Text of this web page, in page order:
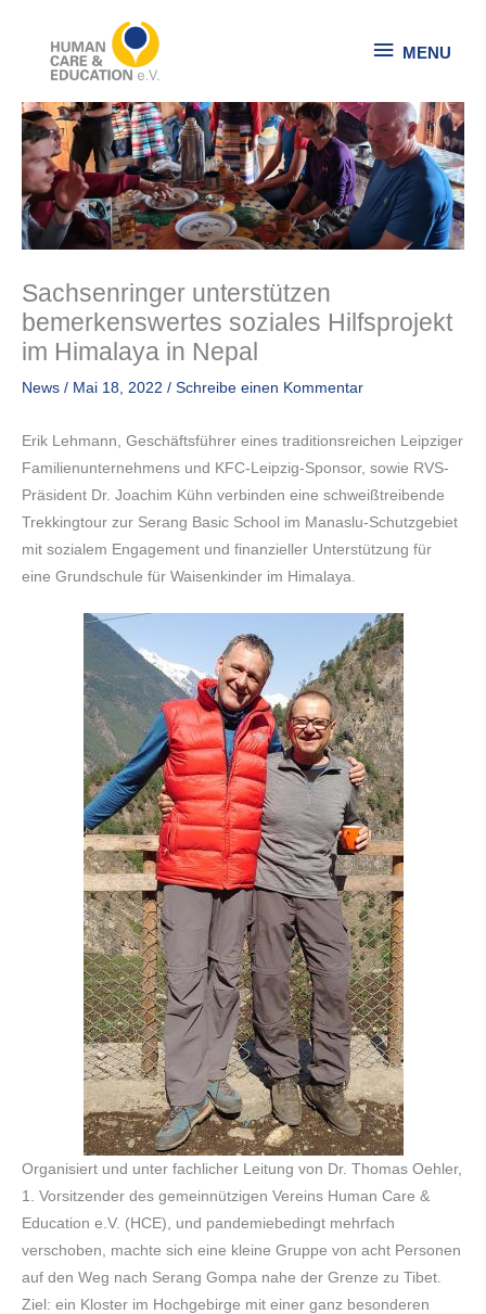
springen
MENU
Sachsenringer unterstützen
bemerkenswertes soziales Hilfsprojekt
im Himalaya in Nepal
News / Mai 18, 2022 / Schreibe einen Kommentar
Erik Lehmann, Geschäftsführer eines traditionsreichen Leipziger
Familienunternehmens und KFC-Leipzig-Sponsor, sowie RVS-
Präsident Dr. Joachim Kühn verbinden eine schweißtreibende
Trekkingtour zur Serang Basic School im Manaslu-Schutzgebiet
mit sozialem Engagement und finanzieller Unterstützung für
eine Grundschule für Waisenkinder im Himalaya.
Organisiert und unter fachlicher Leitung von Dr. Thomas Oehler,
1. Vorsitzender des gemeinnützigen Vereins Human Care &
Education e.V. (HCE), und pandemiebedingt mehrfach
verschoben, machte sich eine kleine Gruppe von acht Personen
auf den Weg nach Serang Gompa nahe der Grenze zu Tibet.
Ziel: ein Kloster im Hochgebirge mit einer ganz besonderen